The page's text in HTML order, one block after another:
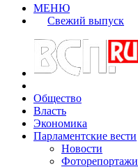
МЕНЮ
Свежий выпуск
Общество
Власть
Экономика
Парламентские вести
Новости
Фоторепортажи